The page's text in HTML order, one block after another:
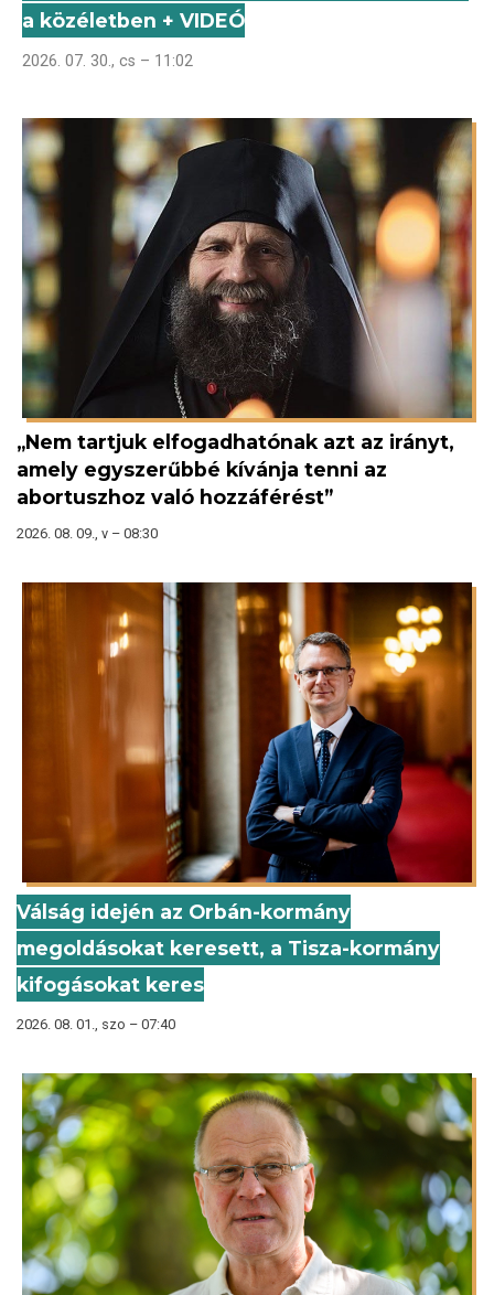
a közéletben + VIDEÓ
2026. 07. 30., cs – 11:02
„Nem tartjuk elfogadhatónak azt az irányt,
amely egyszerűbbé kívánja tenni az
abortuszhoz való hozzáférést”
2026. 08. 09., v – 08:30
Válság idején az Orbán-kormány
megoldásokat keresett, a Tisza-kormány
kifogásokat keres
2026. 08. 01., szo – 07:40